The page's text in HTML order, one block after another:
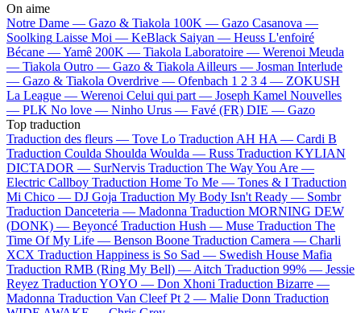
On aime
Notre Dame — Gazo & Tiakola 100K — Gazo Casanova —
Soolking Laisse Moi — KeBlack Saiyan — Heuss L'enfoiré
Bécane —Yamê 200K — Tiakola Laboratoire — Werenoi Meuda
— Tiakola Outro — Gazo & Tiakola Ailleurs — Josman Interlude
— Gazo & Tiakola Overdrive — Ofenbach 1 2 3 4 — ZOKUSH
La League — Werenoi Celui qui part — Joseph Kamel Nouvelles
— PLK No love — Ninho Urus — Favé (FR) DIE — Gazo
Top traduction
Traduction des fleurs — Tove Lo Traduction AH HA — Cardi B
Traduction Coulda Shoulda Woulda — Russ Traduction KYLIAN
DICTADOR — SurNervis Traduction The Way You Are —
Electric Callboy Traduction Home To Me — Tones & I Traduction
Mi Chico — DJ Goja Traduction My Body Isn't Ready — Sombr
Traduction Danceteria — Madonna Traduction MORNING DEW
(DONK) — Beyoncé Traduction Hush — Muse Traduction The
Time Of My Life — Benson Boone Traduction Camera — Charli
XCX Traduction Happiness is So Sad — Swedish House Mafia
Traduction RMB (Ring My Bell) — Aitch Traduction 99% — Jessie
Reyez Traduction YOYO — Don Xhoni Traduction Bizarre —
Madonna Traduction Van Cleef Pt 2 — Malie Donn Traduction